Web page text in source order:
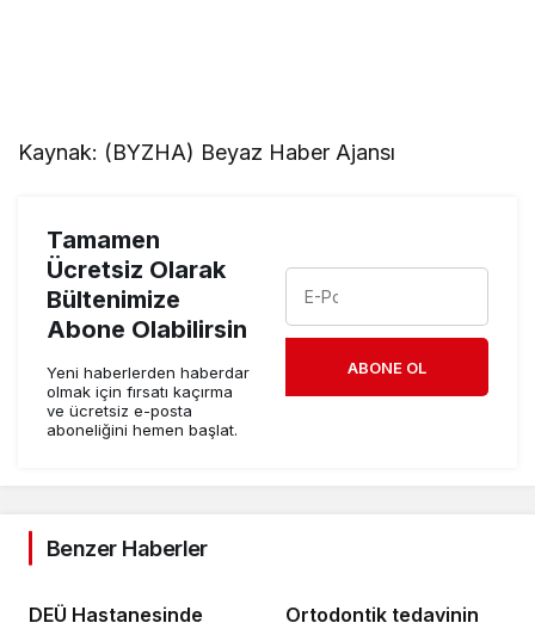
Kaynak: (BYZHA) Beyaz Haber Ajansı
Tamamen
Ücretsiz Olarak
Bültenimize
Abone Olabilirsin
Yeni haberlerden haberdar
olmak için fırsatı kaçırma
ve ücretsiz e-posta
aboneliğini hemen başlat.
ABONE OL
Benzer Haberler
DEÜ Hastanesinde
Ortodontik tedavinin